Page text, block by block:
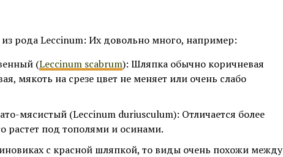
рода Leccinum: Их довольно много, например:
(Leccinum scabrum): Шляпка обычно коричневая
мякоть на срезе цвет не меняет или очень слабо
мясистый (Leccinum duriusculum): Отличается более
растет под тополями и осинами.
с красной шляпкой, то виды очень похожи между